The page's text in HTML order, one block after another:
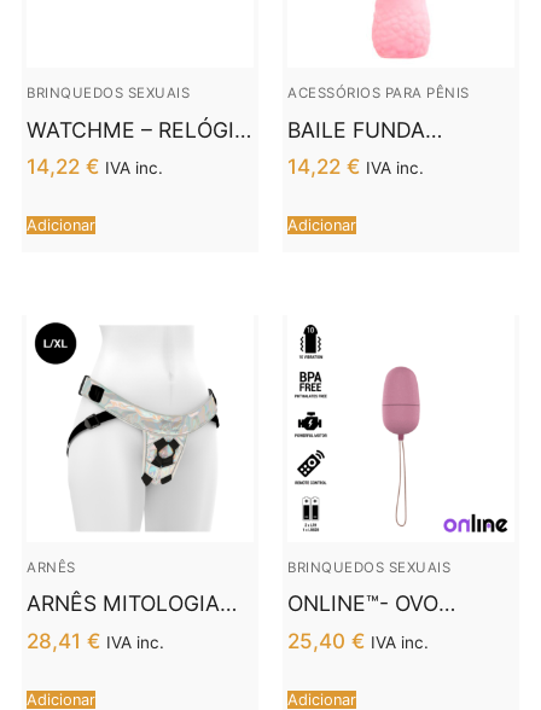
BRINQUEDOS SEXUAIS
WATCHME – RELÓGIO
DE CONTROLE
REMOTO COM
TECNOLOGIA SEM
FIO JET E COBRE
14,22 € IVA inc.
Adicionar
ACESSÓRIOS PARA PÊNIS
BAILE FUNDA
EXTENSORA
REALISTICA MANGA
SERIES
14,22 € IVA inc.
Adicionar
ARNÊS
ARNÊS MITOLOGIA
FANTASY –
IRIDESCENT L/XL
28,41 € IVA inc.
Adicionar
BRINQUEDOS SEXUAIS
ONLINE™- OVO
VIBRANTE COM
CONTROLE REMOTO
M ROSA
25,40 € IVA inc.
Adicionar